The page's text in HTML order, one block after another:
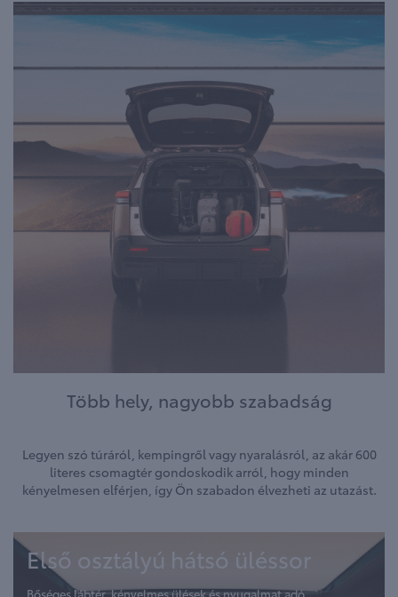
Több hely, nagyobb szabadság
Legyen szó túráról, kempingről vagy nyaralásról, az akár 600
literes csomagtér gondoskodik arról, hogy minden
kényelmesen elférjen, így Ön szabadon élvezheti az utazást.
Első osztályú hátsó üléssor
Bőséges lábtér, kényelmes ülések és nyugalmat adó